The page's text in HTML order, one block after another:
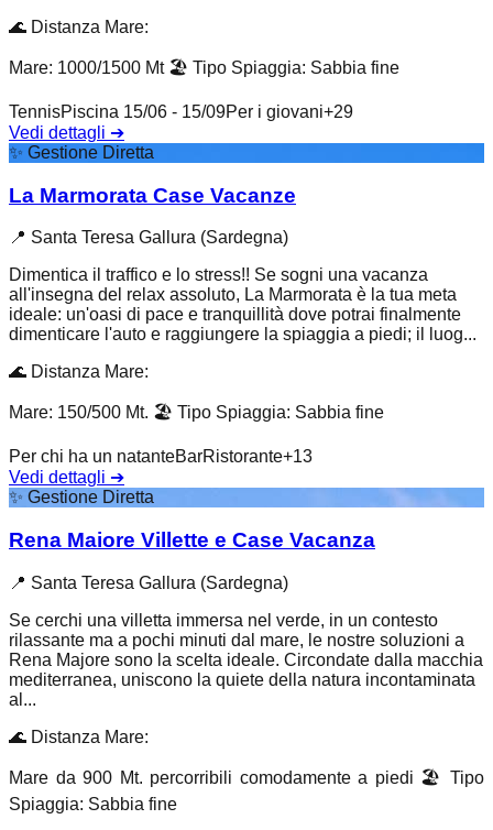
🌊 Distanza Mare:
Mare: 1000/1500 Mt 🏖️ Tipo Spiaggia: Sabbia fine
TennisPiscina 15/06 - 15/09Per i giovani+29
Vedi dettagli ➔
✨ Gestione Diretta
La Marmorata Case Vacanze
📍 Santa Teresa Gallura (Sardegna)
Dimentica il traffico e lo stress!! Se sogni una vacanza
all'insegna del relax assoluto, La Marmorata è la tua meta
ideale: un'oasi di pace e tranquillità dove potrai finalmente
dimenticare l'auto e raggiungere la spiaggia a piedi; il luog...
🌊 Distanza Mare:
Mare: 150/500 Mt. 🏖️ Tipo Spiaggia: Sabbia fine
Per chi ha un natanteBarRistorante+13
Vedi dettagli ➔
✨ Gestione Diretta
Rena Maiore Villette e Case Vacanza
📍 Santa Teresa Gallura (Sardegna)
Se cerchi una villetta immersa nel verde, in un contesto
rilassante ma a pochi minuti dal mare, le nostre soluzioni a
Rena Majore sono la scelta ideale. Circondate dalla macchia
mediterranea, uniscono la quiete della natura incontaminata
al...
🌊 Distanza Mare:
Mare da 900 Mt. percorribili comodamente a piedi 🏖️ Tipo
Spiaggia: Sabbia fine